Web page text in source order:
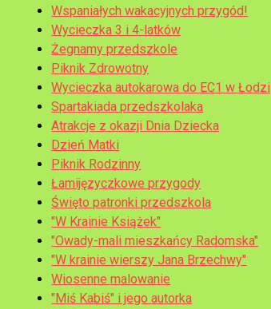
Wspaniałych wakacyjnych przygód!
Wycieczka 3 i 4-latków
Żegnamy przedszkole
Piknik Zdrowotny
Wycieczka autokarowa do EC1 w Łodzi
Spartakiada przedszkolaka
Atrakcje z okazji Dnia Dziecka
Dzień Matki
Piknik Rodzinny
Łamijęzyczkowe przygody
Święto patronki przedszkola
"W Krainie Książek"
"Owady-mali mieszkańcy Radomska"
"W krainie wierszy Jana Brzechwy"
Wiosenne malowanie
"Miś Kabiś" i jego autorka